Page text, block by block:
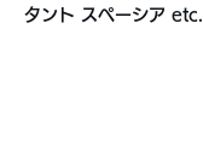
タント スペーシア etc.